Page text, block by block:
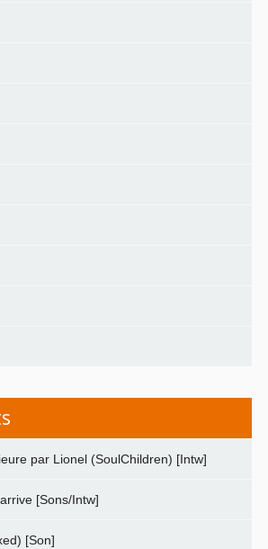
par Lionel (SoulChildren) [Intw]
[Sons/Intw]
[Son]